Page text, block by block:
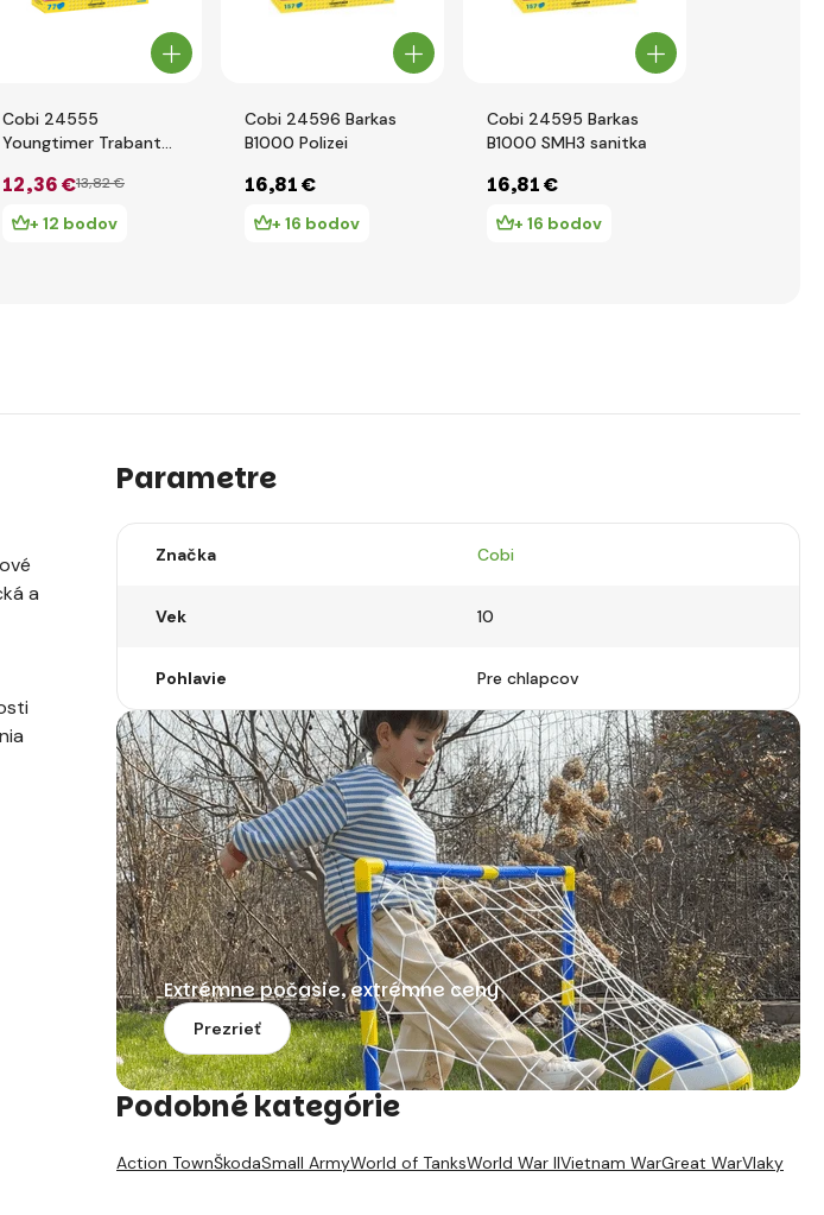
Cobi 24555
Youngtimer Trabant
Feuerwehr 1:35
12,36 €13,82 €
+ 12 bodov
Cobi 24596 Barkas
B1000 Polizei
16,81 €
+ 16 bodov
Cobi 24595 Barkas
B1000 SMH3 sanitka
16,81 €
+ 16 bodov
a
Parametre
Značka Cobi
Vek 10
Pohlavie Pre chlapcov
Extrémne počasie, extrémne ceny
Prezrieť
Podobné kategórie
Action TownŠkodaSmall ArmyWorld of TanksWorld War IIVietnam WarGreat WarVlaky